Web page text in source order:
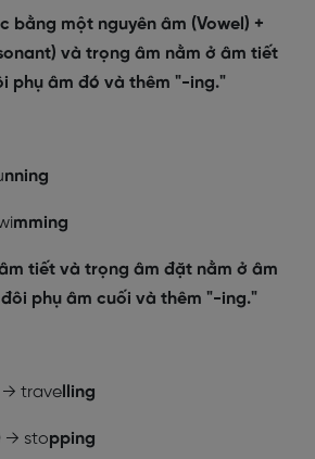
bằng một nguyên âm (Vowel) +
và trọng âm nằm ở âm tiết
phụ âm đó và thêm "-ing."
nning
mming
tiết và trọng âm đặt nằm ở âm
phụ âm cuối và thêm "-ing."
→ trave lling
→ stopping